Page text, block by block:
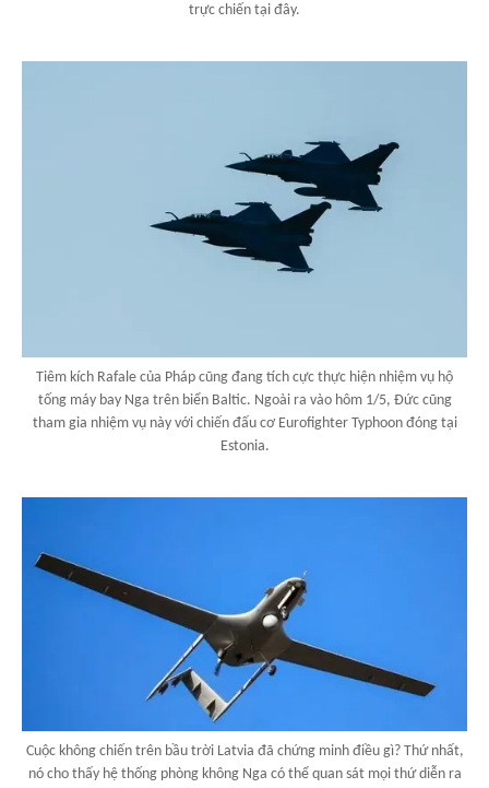
trực chiến tại đây.
Tiêm kích Rafale của Pháp cũng đang tích cực thực hiện nhiệm vụ hộ
tống máy bay Nga trên biển Baltic. Ngoài ra vào hôm 1/5, Đức cũng
tham gia nhiệm vụ này với chiến đấu cơ Eurofighter Typhoon đóng tại
Estonia.
Cuộc không chiến trên bầu trời Latvia đã chứng minh điều gì? Thứ nhất,
nó cho thấy hệ thống phòng không Nga có thể quan sát mọi thứ diễn ra